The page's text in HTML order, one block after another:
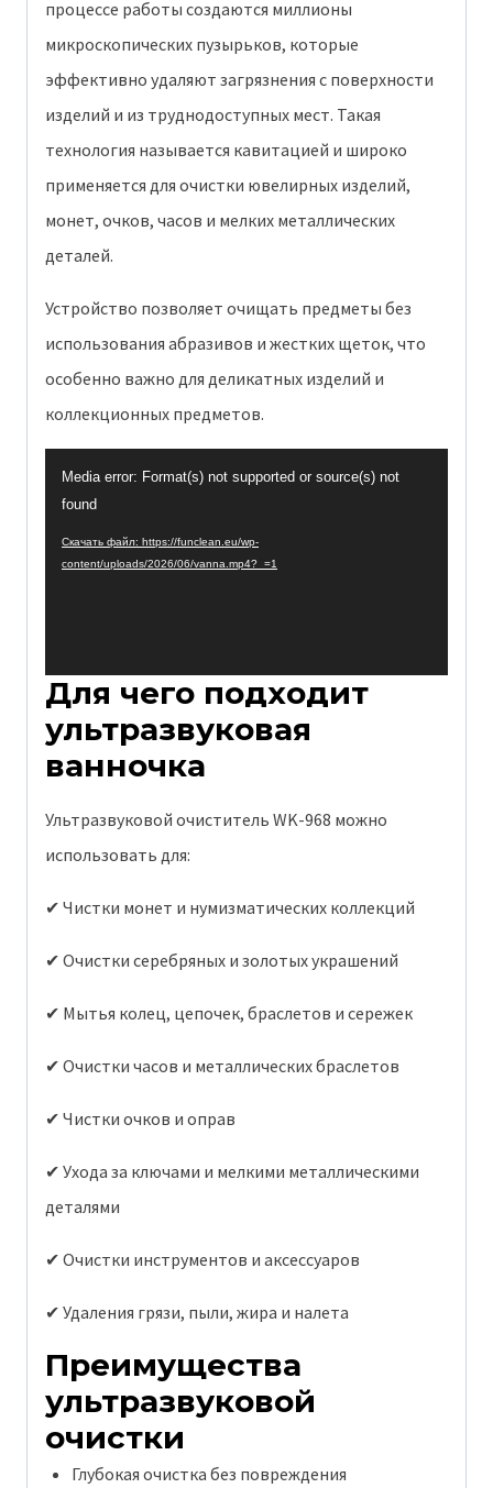
процессе работы создаются миллионы
микроскопических пузырьков, которые
эффективно удаляют загрязнения с поверхности
изделий и из труднодоступных мест. Такая
технология называется кавитацией и широко
применяется для очистки ювелирных изделий,
монет, очков, часов и мелких металлических
деталей.
Устройство позволяет очищать предметы без
использования абразивов и жестких щеток, что
особенно важно для деликатных изделий и
коллекционных предметов.
л
е
е
р
Media error: Format(s) not supported or source(s) not
found
Скачать файл: https://funclean.eu/wp-
content/uploads/2026/06/vanna.mp4?_=1
Для чего подходит
ультразвуковая
ванночка
Ультразвуковой очиститель WK-968 можно
использовать для:
✔ Чистки монет и нумизматических коллекций
✔ Очистки серебряных и золотых украшений
✔ Мытья колец, цепочек, браслетов и сережек
✔ Очистки часов и металлических браслетов
✔ Чистки очков и оправ
✔ Ухода за ключами и мелкими металлическими
деталями
✔ Очистки инструментов и аксессуаров
✔ Удаления грязи, пыли, жира и налета
Преимущества
ультразвуковой
очистки
Глубокая очистка без повреждения